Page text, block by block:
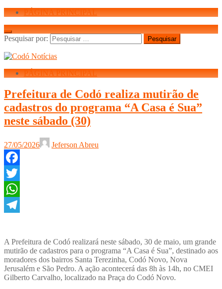
PÁGINA PRINCIPAL
Pesquisar por:
PÁGINA PRINCIPAL
Prefeitura de Codó realiza mutirão de
cadastros do programa “A Casa é Sua”
neste sábado (30)
27/05/2026 Jeferson Abreu
Facebook
Twitter
WhatsApp
A Prefeitura de Codó realizará neste sábado, 30 de maio, um grande
mutirão de cadastros para o programa “A Casa é Sua”, destinado aos
moradores dos bairros Santa Terezinha, Codó Novo, Nova
Jerusalém e São Pedro. A ação acontecerá das 8h às 14h, no CMEI
Gilberto Carvalho, localizado na Praça do Codó Novo.